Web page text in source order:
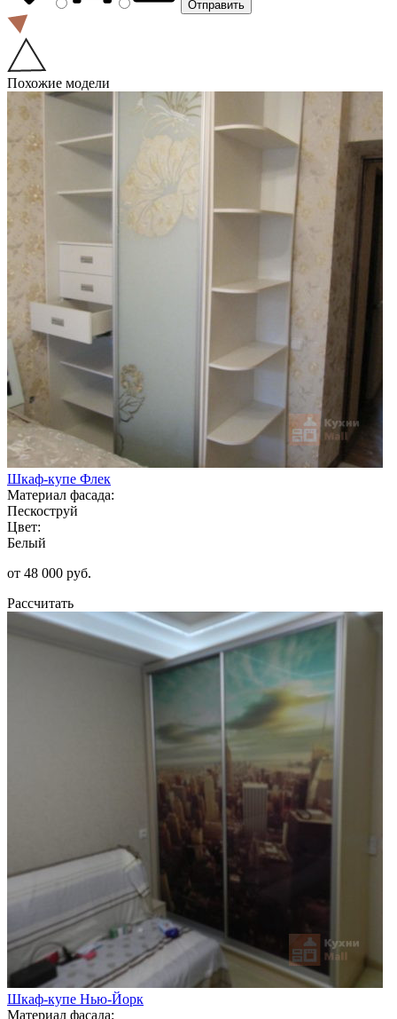
Похожие модели
Шкаф-купе Флек
Материал фасада:
Пескоструй
Цвет:
Белый
от 48 000 руб.
Рассчитать
Шкаф-купе Нью-Йорк
Материал фасада: